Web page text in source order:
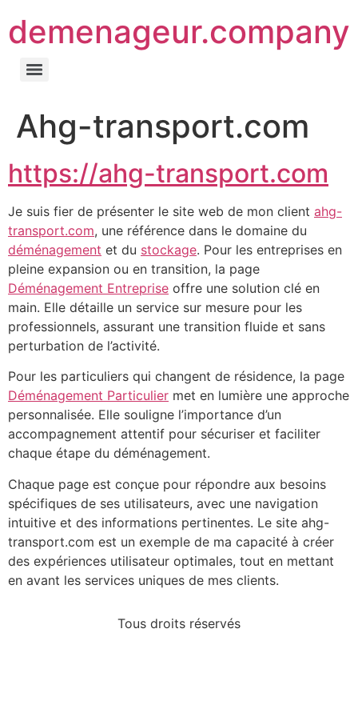
demenageur.company
Ahg-transport.com
https://ahg-transport.com
Je suis fier de présenter le site web de mon client ahg-
transport.com, une référence dans le domaine du
déménagement et du stockage. Pour les entreprises en
pleine expansion ou en transition, la page
Déménagement Entreprise offre une solution clé en
main. Elle détaille un service sur mesure pour les
professionnels, assurant une transition fluide et sans
perturbation de l’activité.
Pour les particuliers qui changent de résidence, la page
Déménagement Particulier met en lumière une approche
personnalisée. Elle souligne l’importance d’un
accompagnement attentif pour sécuriser et faciliter
chaque étape du déménagement.
Chaque page est conçue pour répondre aux besoins
spécifiques de ses utilisateurs, avec une navigation
intuitive et des informations pertinentes. Le site ahg-
transport.com est un exemple de ma capacité à créer
des expériences utilisateur optimales, tout en mettant
en avant les services uniques de mes clients.
Tous droits réservés